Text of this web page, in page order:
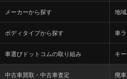
メーカーから探す 地
ボディタイプから探す 車
車選びドットコムの取り組み キ
中古車買取・中古車査定 廃